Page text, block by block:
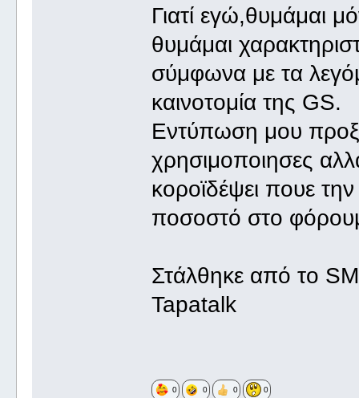
Γιατί εγώ,θυμάμαι
θυμάμαι
σύμφωνα με τα
καινοτομία της GS.
Εντύπωση μου
χρησιμοποιησες
κοροϊδέψει πουε
ποσοστό στο φόρουμ
Στάλθηκε από το
Tapatalk
0 0 0 0